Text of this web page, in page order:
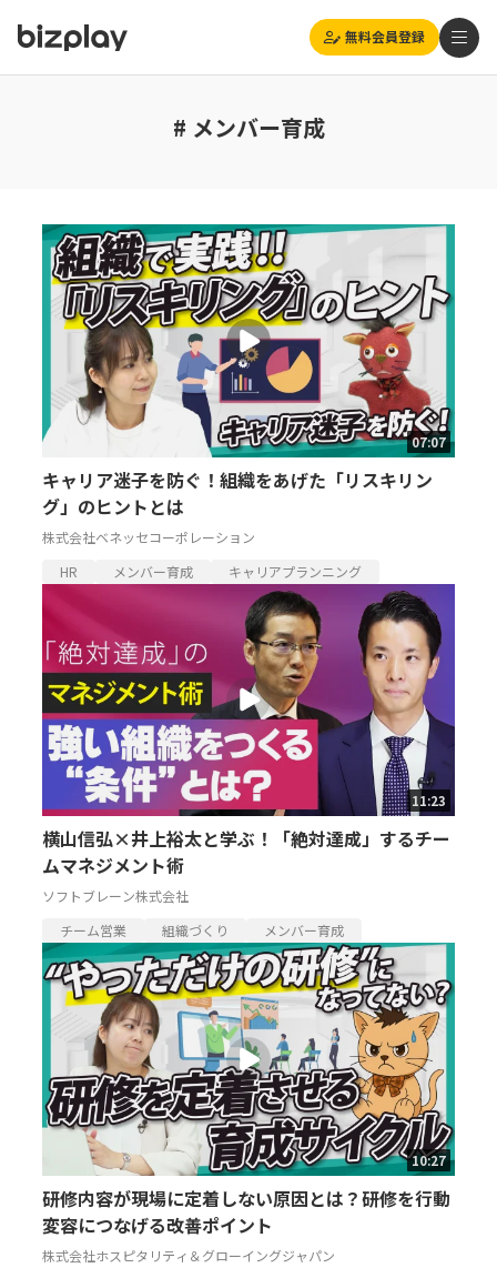
無料会員登録
# メンバー育成
07:07
キャリア迷子を防ぐ！組織をあげた「リスキリン
グ」のヒントとは
株式会社ベネッセコーポレーション
HR
メンバー育成 キャリアプランニング
11:23
横山信弘×井上裕太と学ぶ！「絶対達成」するチー
ムマネジメント術
ソフトブレーン株式会社
チーム営業
組織づくり メンバー育成
10:27
研修内容が現場に定着しない原因とは？研修を行動
変容につなげる改善ポイント
株式会社ホスピタリティ＆グローイングジャパン